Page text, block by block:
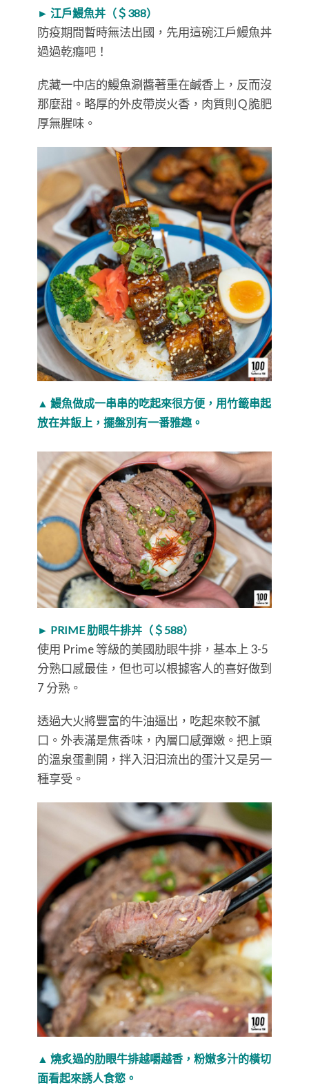
► 江戶鰻魚丼（＄388）
防疫期間暫時無法出國，先用這碗江戶鰻魚丼
過過乾癮吧！
虎藏一中店的鰻魚涮醬著重在鹹香上，反而沒
那麼甜。略厚的外皮帶炭火香，肉質則Ｑ脆肥
厚無腥味。
▲ 鰻魚做成一串串的吃起來很方便，用竹籤串起
放在丼飯上，擺盤別有一番雅趣。
► PRIME 肋眼牛排丼（＄588）
使用 Prime 等級的美國肋眼牛排，基本上 3-5
分熟口感最佳，但也可以根據客人的喜好做到
7 分熟。
透過大火將豐富的牛油逼出，吃起來較不膩
口。外表滿是焦香味，內層口感彈嫩。把上頭
的溫泉蛋劃開，拌入汩汩流出的蛋汁又是另一
種享受。
▲ 燒炙過的肋眼牛排越嚼越香，粉嫩多汁的橫切
面看起來誘人食慾。